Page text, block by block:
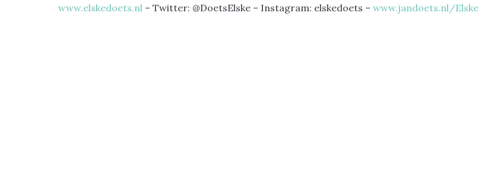
www.elskedoets.nl – Twitter: @DoetsElske – Instagram: elskedoets – www.jandoets.nl/Elske